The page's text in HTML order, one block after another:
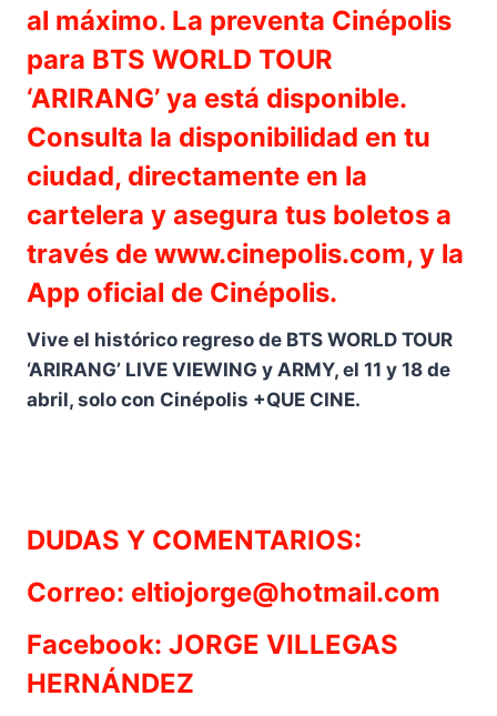
al máximo. La preventa Cinépolis
para BTS WORLD TOUR
‘ARIRANG’ ya está disponible.
Consulta la disponibilidad en tu
ciudad, directamente en la
cartelera y asegura tus boletos a
través de www.cinepolis.com, y la
App oficial de Cinépolis.
Vive el histórico regreso de BTS WORLD TOUR
‘ARIRANG’ LIVE VIEWING y ARMY, el 11 y 18 de
abril, solo con Cinépolis +QUE CINE.
DUDAS Y COMENTARIOS:
Correo: eltiojorge@hotmail.com
Facebook: JORGE VILLEGAS
HERNÁNDEZ